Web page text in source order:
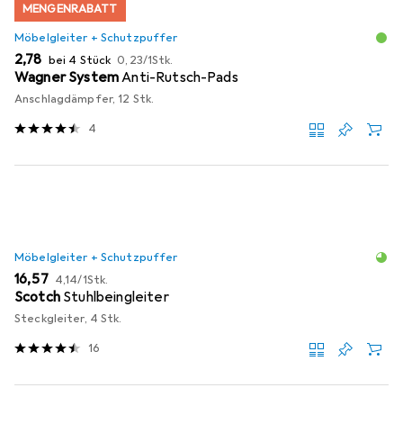
MENGENRABATT
Möbelgleiter + Schutzpuffer
EUR
2,78 bei 4 Stück EUR
0,23/1Stk.
Wagner SystemAnti-Rutsch-Pads
Anschlagdämpfer, 12 Stk.
4
Möbelgleiter + Schutzpuffer
EUR
16,57 EUR
4,14/1Stk.
Scotch Stuhlbeingleiter
Steckgleiter, 4 Stk.
16